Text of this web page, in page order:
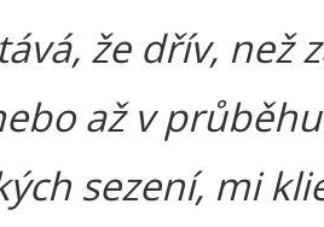
že dřív, než
až v průběhu
sezení, mi